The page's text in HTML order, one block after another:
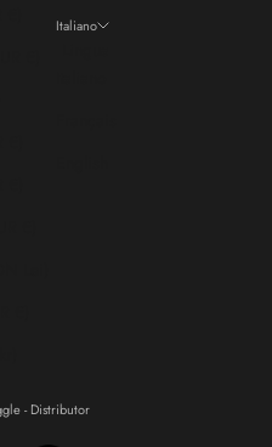
€)
€)
Lei)
€)
Italiano
- Distributor